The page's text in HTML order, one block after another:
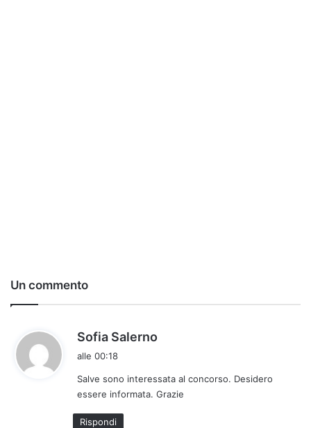
Un commento
Sofia Salerno
e
t
alle 00:18
Salve sono interessata al concorso. Desidero
essere informata. Grazie
Rispondi